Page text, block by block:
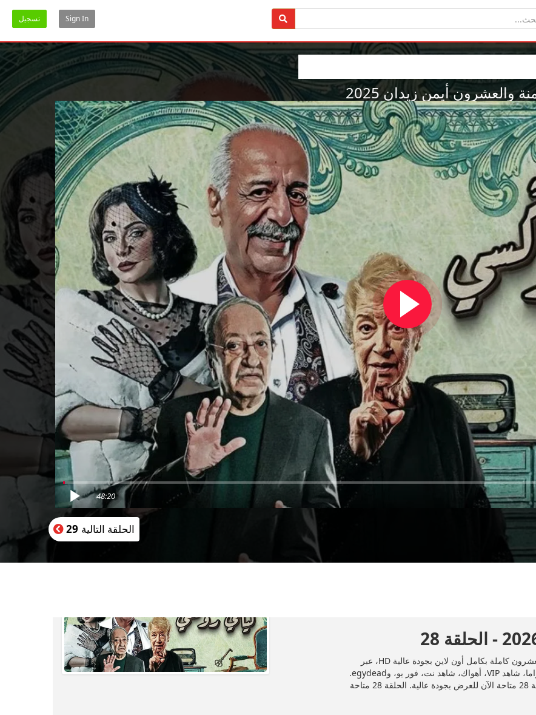
Sign In تسجيل
48:20
الحلقة التالية 29
المسلسل السوري "ليالي روكسي" 2025 الحلقة 28 الثامنة والعشرون كاملة بكامل أون لاين بجودة عالية HD، عبر
تليجرام وDailymotion، وأشهر منصات المشاهدة مثل إيجي دراما، شاهد VIP، أهواك، شاهد نت، فور يو، وegydead.
شاهد جميع الحلقات حصريًا ومجانًا على موقع إيجي دراما. الحلقة 28 متاحة الآن للعرض بجودة عالية. الحلقة 28 متاحة